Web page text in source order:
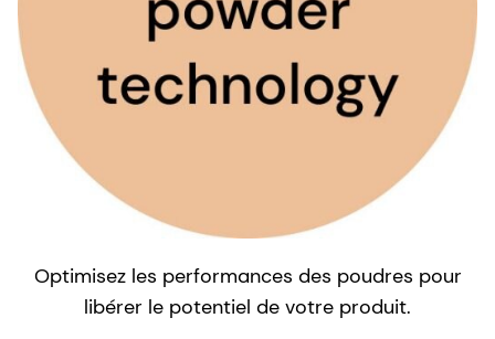
Optimisez les performances des poudres pour
libérer le potentiel de votre produit.